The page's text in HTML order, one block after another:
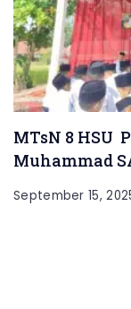
MTsN 8 HSU
Muhammad
September 15,